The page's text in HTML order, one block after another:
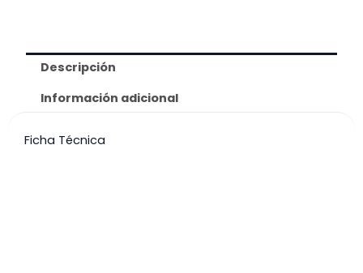
CONCRETO)
cantidad
Descripción
Información adicional
Ficha Técnica